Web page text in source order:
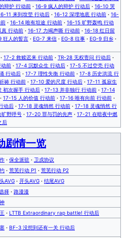
辩护 行动前 · 16-9 疯人的辩护 行动后 · 16-10 哭
11 来到坟茔 行动后 · 16-12 深埋地底 行动前 · 16-
· 16-14 唯有坦途 行动前 · 16-15 旷野轰鸣 行动
行动前 · 16-17 力竭声嘶 行动前 · 16-18 红日留
狂人的誓言 · EG-7 来信 · EG-8 往事 · EG-9 归乡 ·
· 17-2 救赎迟来 行动前 · TR-28 无权责问 行动后 ·
前 · 17-4 沉默众生 行动后 · 17-5 不过空壳 行动
行动后 · 17-7 理性失衡 行动前 · 17-8 历史洪流 行
祷 行动前 · 17-10 爱的尺度 行动后 · 17-11 孤寂生
初次握手 行动后 · 17-13 并非独行 行动前 · 17-14
· 17-15 人的价值 行动前 · 17-16 唯有向前 行动前 ·
动后 · 17-18 灵魂悄然 行动前 · 17-18 灵魂悄然 行
野呼号 · 17-20 罪与罚的先声 · 17-21 在暗夜中燃
后
剧情一览
· 保全派驻 · 卫戍协议
· 荒芜行动 P1 · 荒芜行动 P2
AVG · 开头AVG · 结尾AVG
择 · 路漫漫
· LTTB Extraordinary rap battle! 行动后
· BF-3 没想到还有一关 行动后